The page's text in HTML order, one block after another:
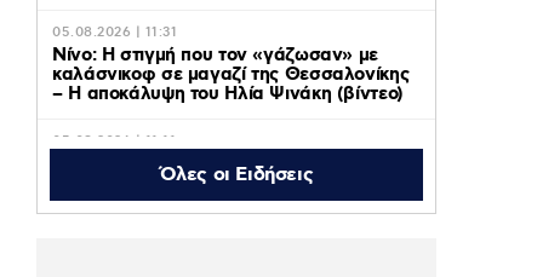
05.08.2026 | 11:31
Νίνο: Η στιγμή που τον «γάζωσαν» με
καλάσνικοφ σε μαγαζί της Θεσσαλονίκης
– Η αποκάλυψη του Ηλία Ψινάκη (βίντεο)
05.08.2026 | 11:11
Axios: ΗΠΑ, Ιράν και Ομάν κοντά σε
συμφωνία για το άνοιγμα των Στενών του
Ορμούζ – Οι όροι
Όλες οι Ειδήσεις